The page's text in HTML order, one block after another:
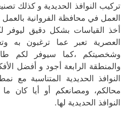
تركيب النوافذ الحديدية و كذلك
العمل في محافظة الفروانية
أخذ القياسات بشكل دقيق ليوفر
العصرية تعبر عما ترغبون به
وشخصيتكم ،كما سيوفر لكم
والمنطقة الرابعة أجود و أفضل
النوافذ الحديدية المتناسبة مع
محالكم، ومصانعكم أو أيا كان
النوافذ الحديدية لها.